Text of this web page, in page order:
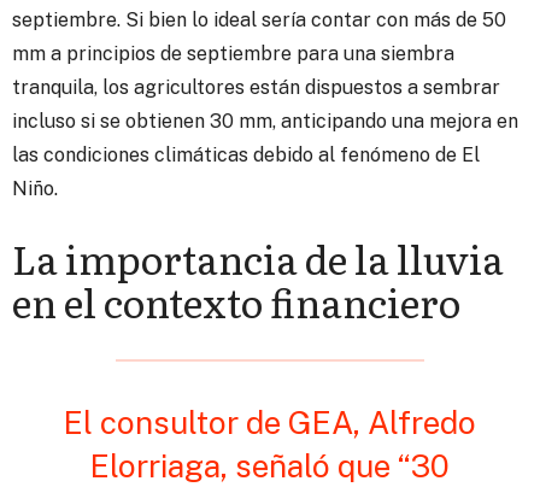
septiembre. Si bien lo ideal sería contar con más de 50
mm a principios de septiembre para una siembra
tranquila, los agricultores están dispuestos a sembrar
incluso si se obtienen 30 mm, anticipando una mejora en
las condiciones climáticas debido al fenómeno de El
Niño.
La importancia de la lluvia
en el contexto financiero
El consultor de GEA, Alfredo
Elorriaga, señaló que “30